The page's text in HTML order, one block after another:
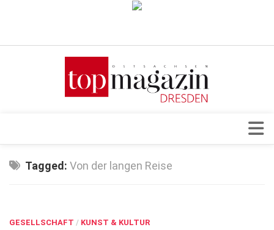
Verkaufsstellen
Top Gesundheitsforum Dresden / Ostsachsen
Geschäft
Tagged: Von der langen Reise
GESELLSCHAFT / KUNST & KULTUR